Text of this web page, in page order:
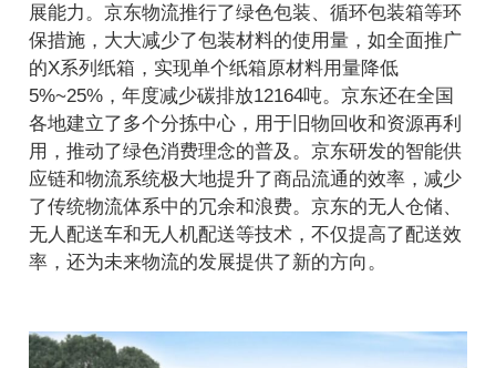
展能力。京东物流推行了绿色包装、循环包装箱等环
保措施，大大减少了包装材料的使用量，如全面推广
的X系列纸箱，实现单个纸箱原材料用量降低
5%~25%，年度减少碳排放12164吨。京东还在全国
各地建立了多个分拣中心，用于旧物回收和资源再利
用，推动了绿色消费理念的普及。京东研发的智能供
应链和物流系统极大地提升了商品流通的效率，减少
了传统物流体系中的冗余和浪费。京东的无人仓储、
无人配送车和无人机配送等技术，不仅提高了配送效
率，还为未来物流的发展提供了新的方向。